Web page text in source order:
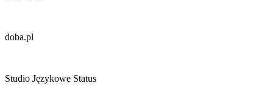
doba.pl
Studio Językowe Status